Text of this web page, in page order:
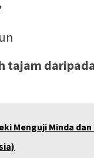
tajam
Menguji Minda